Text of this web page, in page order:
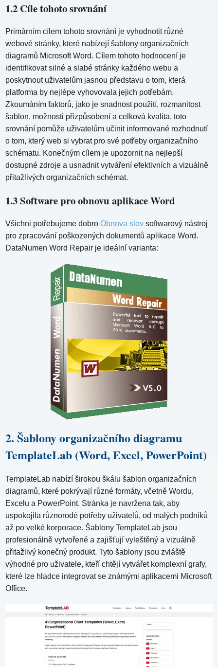
1.2 Cíle tohoto srovnání
Primárním cílem tohoto srovnání je vyhodnotit různé
webové stránky, které nabízejí šablony organizačních
diagramů Microsoft Word. Cílem tohoto hodnocení je
identifikovat silné a slabé stránky každého webu a
poskytnout uživatelům jasnou představu o tom, která
platforma by nejlépe vyhovovala jejich potřebám.
Zkoumáním faktorů, jako je snadnost použití, rozmanitost
šablon, možnosti přizpůsobení a celková kvalita, toto
srovnání pomůže uživatelům učinit informované rozhodnutí
o tom, který web si vybrat pro své potřeby organizačního
schématu. Konečným cílem je upozornit na nejlepší
dostupné zdroje a usnadnit vytváření efektivních a vizuálně
přitažlivých organizačních schémat.
1.3 Software pro obnovu aplikace Word
Všichni potřebujeme dobroObnova slov softwarový nástroj
pro zpracování poškozených dokumentů aplikace Word.
DataNumen Word Repair je ideální varianta:
2. Šablony organizačního diagramu
TemplateLab (Word, Excel, PowerPoint)
TemplateLab nabízí širokou škálu šablon organizačních
diagramů, které pokrývají různé formáty, včetně Wordu,
Excelu a PowerPoint. Stránka je navržena tak, aby
uspokojila různorodé potřeby uživatelů, od malých podniků
až po velké korporace. Šablony TemplateLab jsou
profesionálně vytvořené a zajišťují vyleštěný a vizuálně
přitažlivý konečný produkt. Tyto šablony jsou zvláště
výhodné pro uživatele, kteří chtějí vytvářet komplexní grafy,
které lze hladce integrovat se známými aplikacemi Microsoft
Office.